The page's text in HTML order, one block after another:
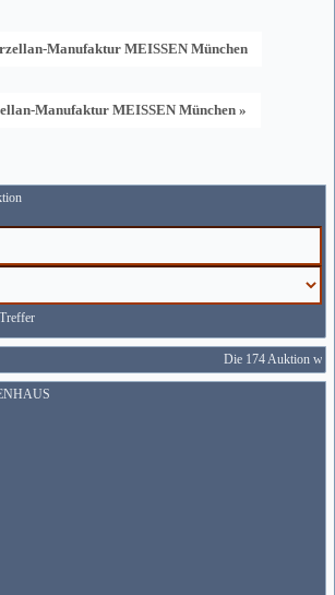
Manufaktur MEISSEN München
Manufaktur MEISSEN München »
Die 174 Auktion